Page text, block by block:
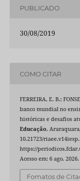
PUBLICADO
30/08/2019
COMO CITAR
FERREIRA, E. B.;
banco mundial no
históricas e desafios
Educação,
10.21723/
https://
Acesso em: 6 ago. 2026.
Fomatos de